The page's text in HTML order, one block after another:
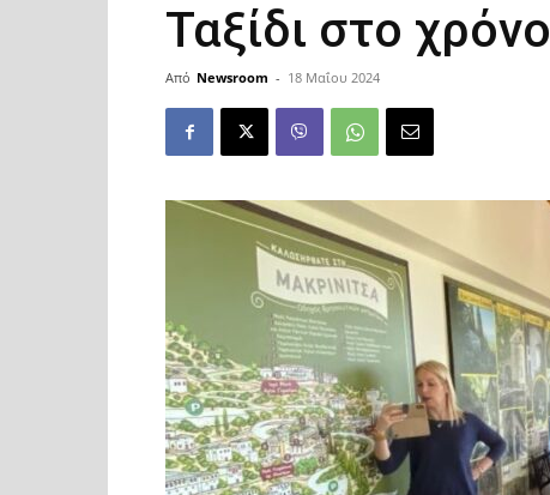
Ταξίδι στο χρόνο
Από Newsroom - 18 Μαΐου 2024